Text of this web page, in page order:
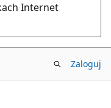
Internet
Zaloguj